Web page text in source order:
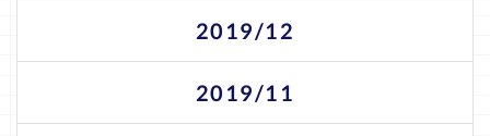
2019/12
2019/11